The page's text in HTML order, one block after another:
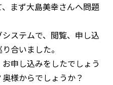
まず大島美幸さんへ問題
ステムで、閲覧、申し込
合いました。
申し込みをしたでしょう
様からでしょうか？